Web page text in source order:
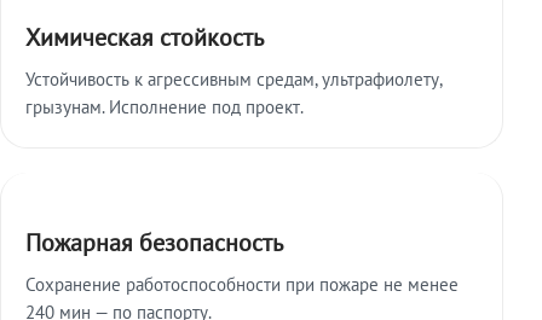
Химическая стойкость
Устойчивость к агрессивным средам, ультрафиолету,
грызунам. Исполнение под проект.
Пожарная безопасность
Сохранение работоспособности при пожаре не менее
240 мин — по паспорту.